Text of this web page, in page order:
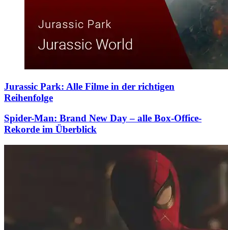
Jurassic Park: Alle Filme in der richtigen
Reihenfolge
Spider-Man: Brand New Day – alle Box-Office-
Rekorde im Überblick